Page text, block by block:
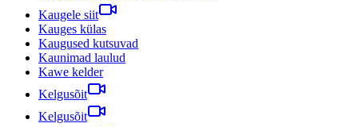
Kaugele siit
Kauges külas
Kaugused kutsuvad
Kaunimad laulud
Kawe kelder
Kelgusõit
Kelgusõit